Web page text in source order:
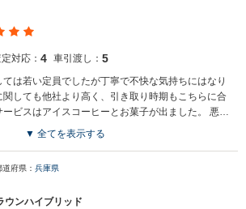
対応： 4 車引渡し： 5
は若い定員でしたが丁寧で不快な気持ちにはなり
関しても他社より高く、引き取り時期もこちらに合
ビスはアイスコーヒーとお菓子が出ました。 悪い
▼ 全てを表示する
道府県： 兵庫県
ウンハイブリッド